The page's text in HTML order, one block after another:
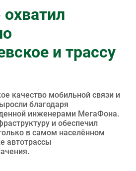
и трассу
качество мобильной связи и
благодаря
инженерами МегаФона.
и обеспечил
в самом населённом
автотрассы